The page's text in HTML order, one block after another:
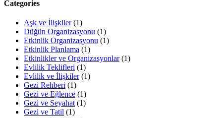
Categories
Aşk ve İlişkiler(1)
Düğün Organizasyonu (1)
Etkinlik Organizasyonu (1)
Etkinlik Planlama (1)
Etkinlikler ve Organizasyonlar(1)
Evlilik Teklifleri (1)
Evlilik ve İlişkiler(1)
Gezi Rehberi (1)
Gezi ve Eğlence (1)
Gezi ve Seyahat (1)
Gezi ve Tatil (1)